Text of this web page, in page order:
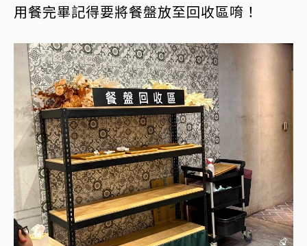
用餐完畢記得要將餐盤放至回收區唷！